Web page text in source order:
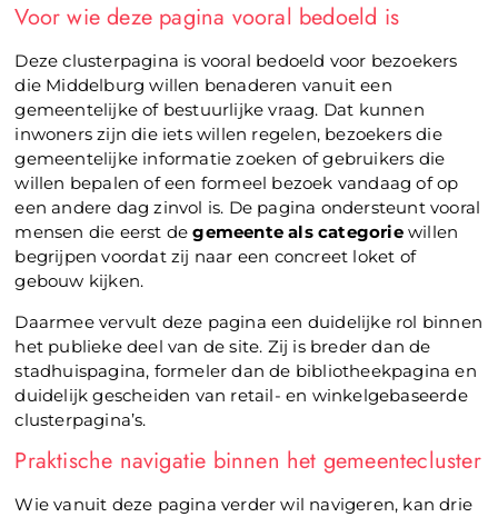
Voor wie deze pagina vooral bedoeld is
Deze clusterpagina is vooral bedoeld voor bezoekers
die Middelburg willen benaderen vanuit een
gemeentelijke of bestuurlijke vraag. Dat kunnen
inwoners zijn die iets willen regelen, bezoekers die
gemeentelijke informatie zoeken of gebruikers die
willen bepalen of een formeel bezoek vandaag of op
een andere dag zinvol is. De pagina ondersteunt vooral
mensen die eerst degemeente als categoriewillen
begrijpen voordat zij naar een concreet loket of
gebouw kijken.
Daarmee vervult deze pagina een duidelijke rol binnen
het publieke deel van de site. Zij is breder dan de
stadhuispagina, formeler dan de bibliotheekpagina en
duidelijk gescheiden van retail- en winkelgebaseerde
clusterpagina’s.
Praktische navigatie binnen het gemeentecluster
Wie vanuit deze pagina verder wil navigeren, kan drie